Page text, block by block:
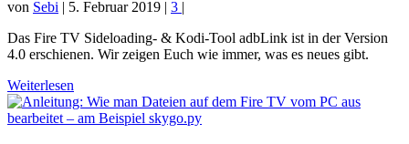
von Sebi | 5. Februar 2019 | 3 |
Das Fire TV Sideloading- & Kodi-Tool adbLink ist in der Version
4.0 erschienen. Wir zeigen Euch wie immer, was es neues gibt.
Weiterlesen